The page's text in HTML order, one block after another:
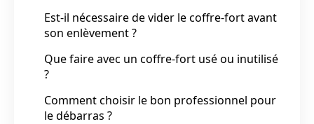
Est-il nécessaire de vider le coffre-fort avant
son enlèvement ?
Que faire avec un coffre-fort usé ou inutilisé
?
Comment choisir le bon professionnel pour
le débarras ?